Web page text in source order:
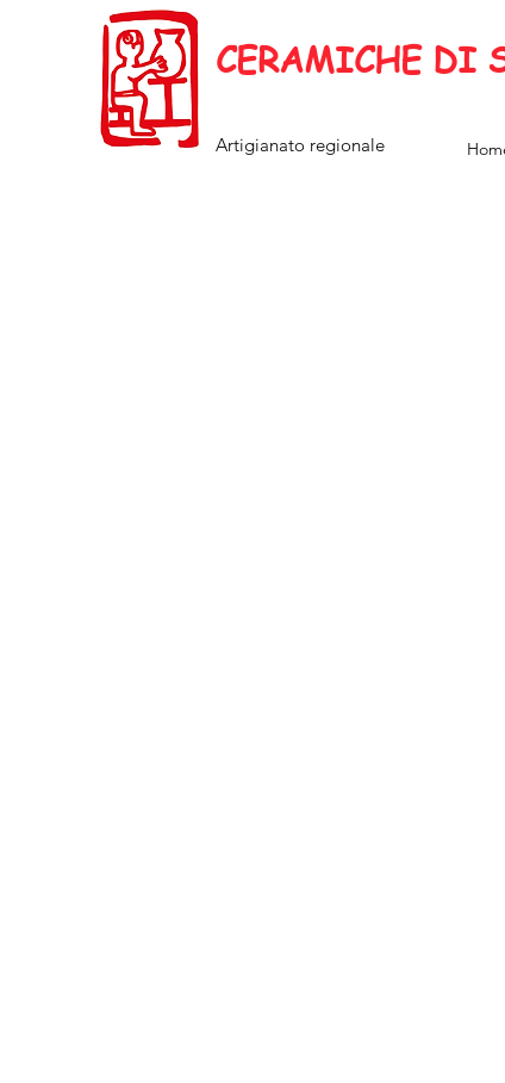
CERAMICHE DI
Artigianato regionale